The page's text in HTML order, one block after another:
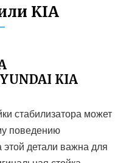
KIA
KIA
стабилизатора может
поведению
детали важна для